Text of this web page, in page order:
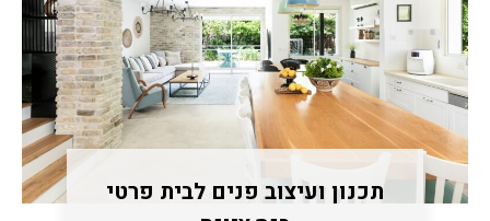
תכנון ועיצוב פנים לבית פרטי